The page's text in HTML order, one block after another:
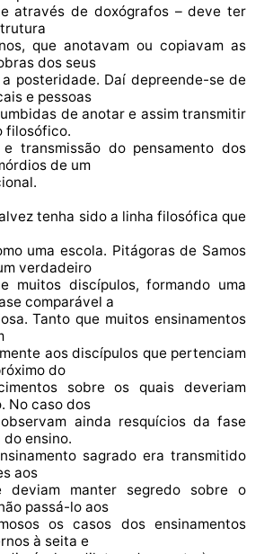
através de doxógrafos – deve ter
que anotavam ou copiavam as
dos seus
posteridade. Daí depreende-se de
e pessoas
de anotar e assim transmitir
filosófico.
transmissão do pensamento dos
de um
tenha sido a linha filosófica que
uma escola. Pitágoras de Samos
verdadeiro
muitos discípulos, formando uma
comparável a
Tanto que muitos ensinamentos
aos discípulos que pertenciam
do
sobre os quais deveriam
No caso dos
ainda resquícios da fase
ensino.
sagrado era transmitido
aos
deviam manter segredo sobre o
passá-lo aos
os casos dos ensinamentos
à seita e